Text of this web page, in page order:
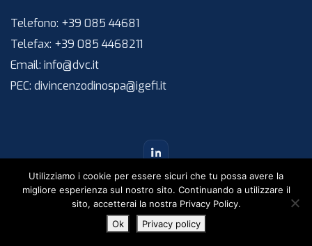
Telefono: +39 085 44681
Telefax: +39 085 4468211
Email: info@dvc.it
PEC: divincenzodinospa@igefi.it
Di Vincenzo Dino & C. S.p.A. – Tutti i diritti riservati.
EN
Utilizziamo i cookie per essere sicuri che tu possa avere la
migliore esperienza sul nostro sito. Continuando a utilizzare il
sito, accetterai la nostra Privacy Policy.
Ok
Privacy policy